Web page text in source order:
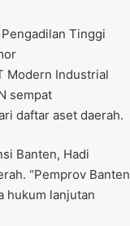
Tinggi
Modern Industrial
sempat
daftar aset daerah.
Banten, Hadi
“Pemprov Banten
hukum lanjutan